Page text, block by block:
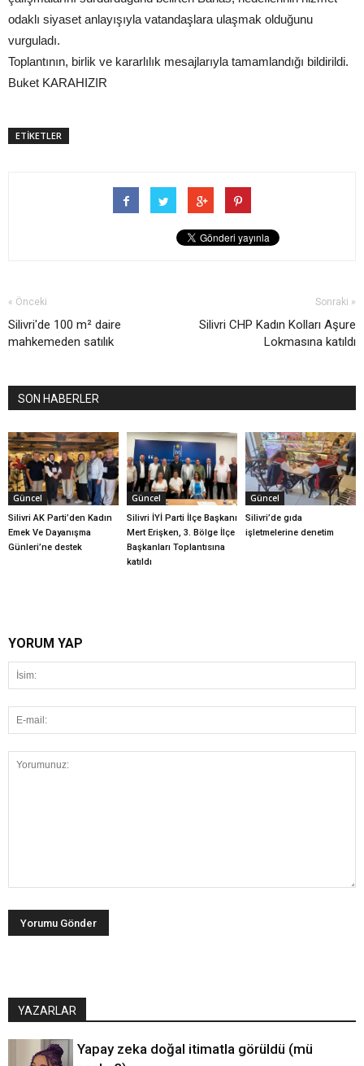
odaklı siyaset anlayışıyla vatandaşlara ulaşmak olduğunu
vurguladı.
Toplantının, birlik ve kararlılık mesajlarıyla tamamlandığı bildirildi.
Buket KARAHIZIR
ETİKETLER
« Önceki
Silivri'de 100 m² daire
mahkemeden satılık
Sonraki »
Silivri CHP Kadın Kolları Aşure
Lokmasına katıldı
SON HABERLER
Güncel
Silivri AK Parti’den Kadın
Emek Ve Dayanışma
Günleri’ne destek
Güncel
Silivri İYİ Parti İlçe Başkanı
Mert Erişken, 3. Bölge İlçe
Başkanları Toplantısına
katıldı
Güncel
Silivri’de gıda
işletmelerine denetim
YORUM YAP
YAZARLAR
Yapay zeka doğal itimatla görüldü (mü